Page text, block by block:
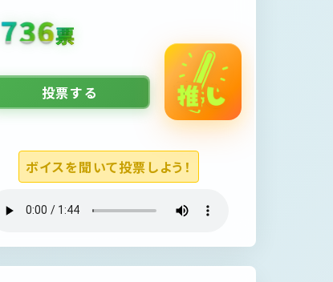
896票
投票する
ボイスを聞いて投票しよう！